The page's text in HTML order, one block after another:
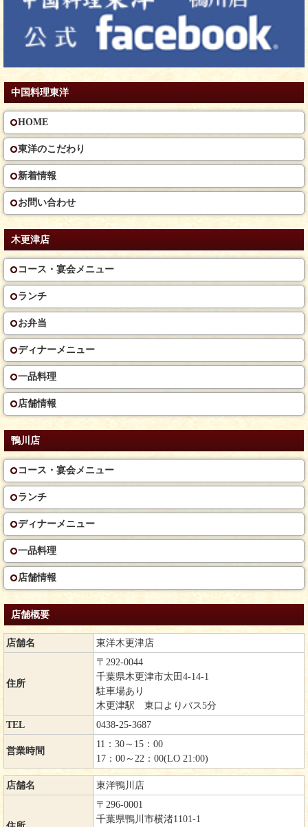
中国料理東洋
HOME
東洋のこだわり
新着情報
お問い合わせ
木更津店
コース・宴会メニュー
ランチ
お弁当
ディナーメニュー
一品料理
店舗情報
鴨川店
コース・宴会メニュー
ランチ
ディナーメニュー
一品料理
店舗情報
店舗概要
店舗名 東洋木更津店
住所
〒292-0044
千葉県木更津市太田4-14-1
駐車場あり
木更津駅 東口よりバス5分
TEL
0438-25-3687
営業時間
11：30～15：00
17：00～22：00(LO 21:00)
店舗名 東洋鴨川店
〒296-0001
千葉県鴨川市横渚1101-1